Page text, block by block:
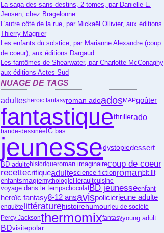
La saga des sans destins, 2 tomes, par Danielle L.
Jensen, chez Bragelonne
L'autre côté de la rue, par Mickaël Ollivier, aux éditions
Thierry Magnier
Les enfants du solstice, par Marianne Alexandre (coup
de coeur), aux éditions Dargaud
Les fantômes de Shearwater, par Charlotte McConaghy
aux éditions Actes Sud
NUAGE DE TAGS
adultesheroic fantasyroman adoadosMAPgoûter
fantastiquethrillerado
bande-dessinée IG bas
jeunessedystopiedessert
BD adultehistoriqueroman imaginairecoup de coeur
recettecritiqueadultescience fictionromanbit-lit
enfantsmagiemythologieHéraultcuisine
voyage dans le tempschocolatBD jeunesseenfant
heroïc fantasy8-12 ansavispolicierjeune adulte
enquête littératurehistoirehumourjeu de société
Percy Jacksonthermomixfantasyyoung adult
BDvisitepolar